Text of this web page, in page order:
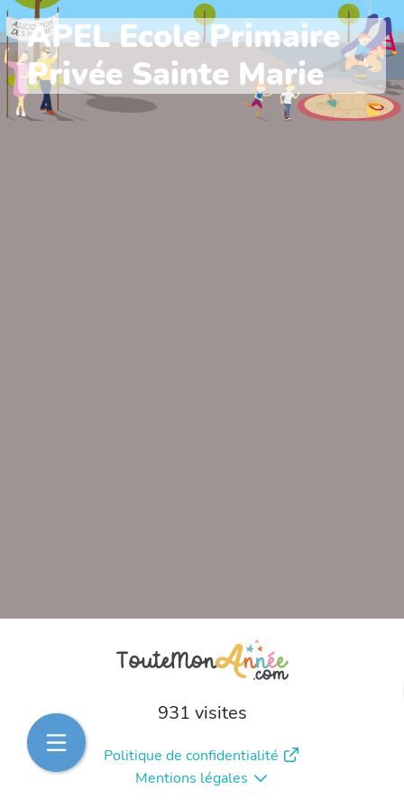
APEL Ecole Primaire
Privée Sainte Marie
931 visites
Politique de confidentialité
Mentions légales